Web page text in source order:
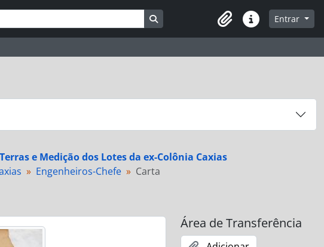
Busque na página de navegação
Atalhos Entrar
e Medição dos Lotes da ex-Colônia Caxias
Engenheiros-Chefe Carta
Área de Transferência